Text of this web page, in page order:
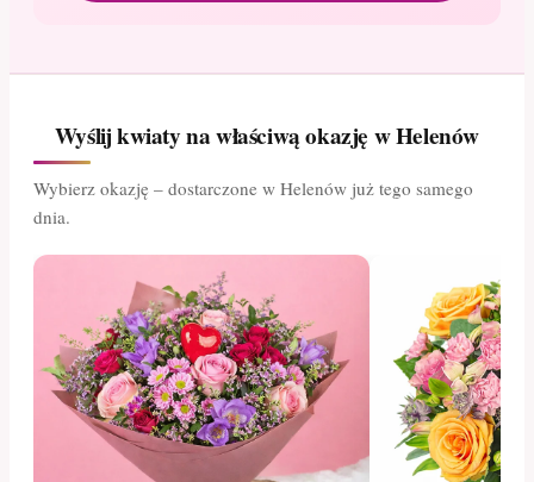
Wyślij kwiaty na właściwą okazję w Helenów
Wybierz okazję – dostarczone w Helenów już tego samego
dnia.